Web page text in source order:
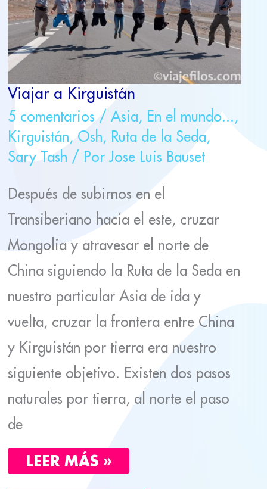
Viajar a Kirguistán
5 comentarios / Asia, En el mundo...,
Kirguistán, Osh, Ruta de la Seda,
Sary Tash / Por Jose Luis Bauset
Después de subirnos en el
Transiberiano hacia el este, cruzar
Mongolia y atravesar el norte de
China siguiendo la Ruta de la Seda en
nuestro particular Asia de ida y
vuelta, cruzar la frontera entre China
y Kirguistán por tierra era nuestro
siguiente objetivo. Existen dos pasos
naturales por tierra, al norte el paso
de
LEER MÁS »